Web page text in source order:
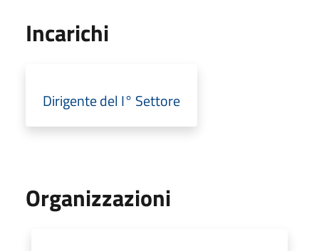
Incarichi
Dirigente del I° Settore
Organizzazioni